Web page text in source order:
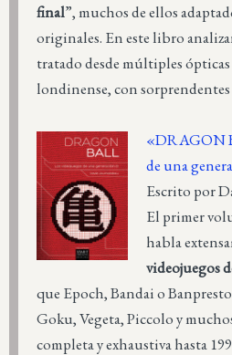
final”, muchos de ellos
originales. En este libro
tratado desde múltiples
londinense, con sorprendentes
«DRAGON
de una
Escrito por
El primer
habla
videojuegos
que Epoch, Bandai o
Goku, Vegeta, Piccolo y
completa y exhaustiva hasta